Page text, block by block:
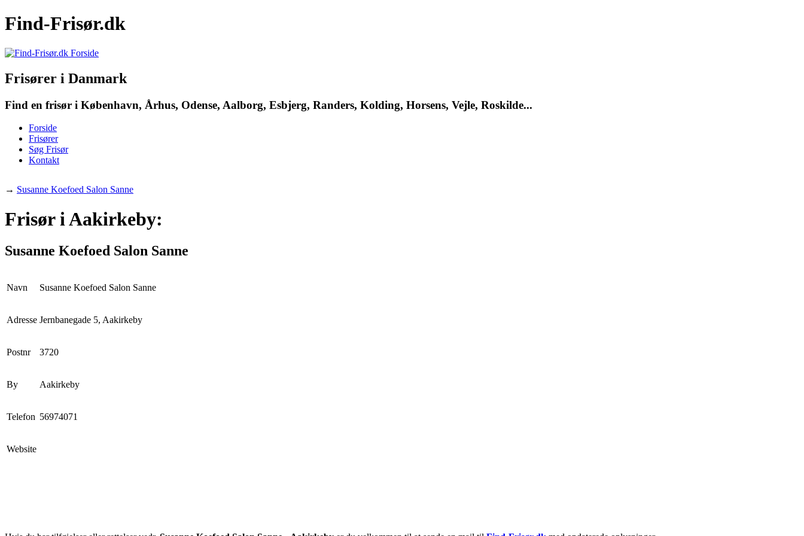
Find-Frisør.dk
Frisører i Danmark
Find en frisør i København, Århus, Odense, Aalborg, Esbjerg, Randers, Kolding, Horsens, Vejle, Roskilde...
Forside
Frisører
Søg Frisør
Kontakt
→ Susanne Koefoed Salon Sanne
Frisør i Aakirkeby:
Susanne Koefoed Salon Sanne
Navn Susanne Koefoed Salon Sanne
Adresse Jernbanegade 5, Aakirkeby
Postnr 3720
By Aakirkeby
Telefon 56974071
Website